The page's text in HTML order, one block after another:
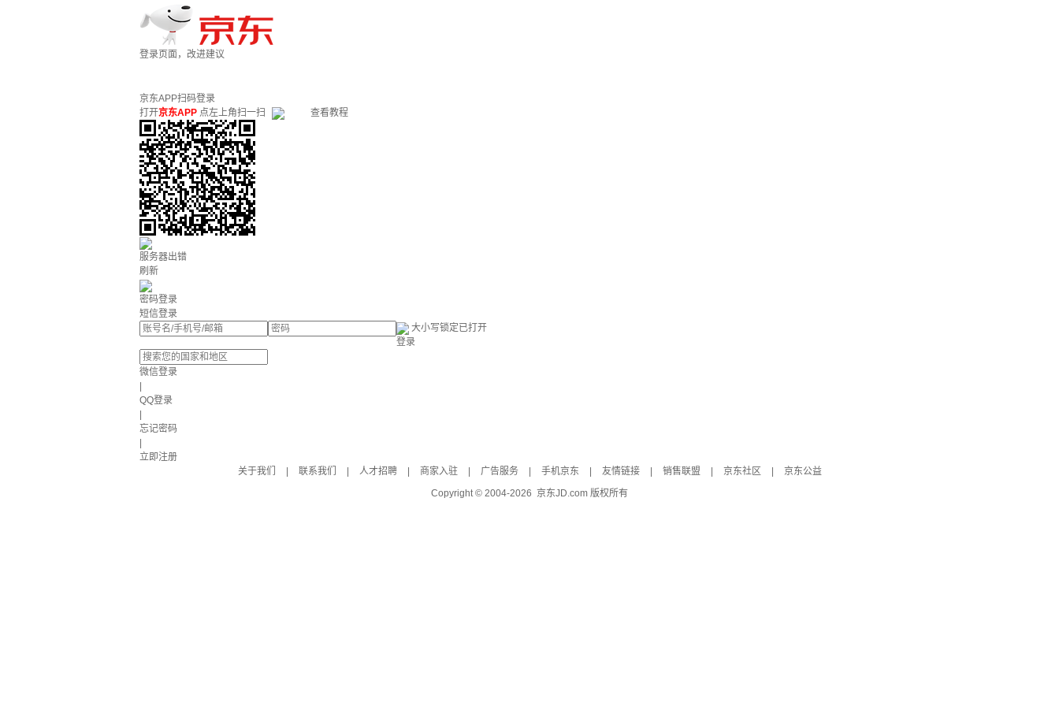
登录页面，改进建议
京东APP扫码登录
打开京东APP 点左上角扫一扫 查看教程
服务器出错
刷新
密码登录
短信登录
大小写锁定已打开
登录
微信登录
QQ登录
忘记密码
立即注册
关于我们
联系我们 人才招聘 商家入驻 广告服务 手机京东 友情链接 销售联盟 京东社区
京东公益
Copyright © 2004-2026 京东JD.com 版权所有